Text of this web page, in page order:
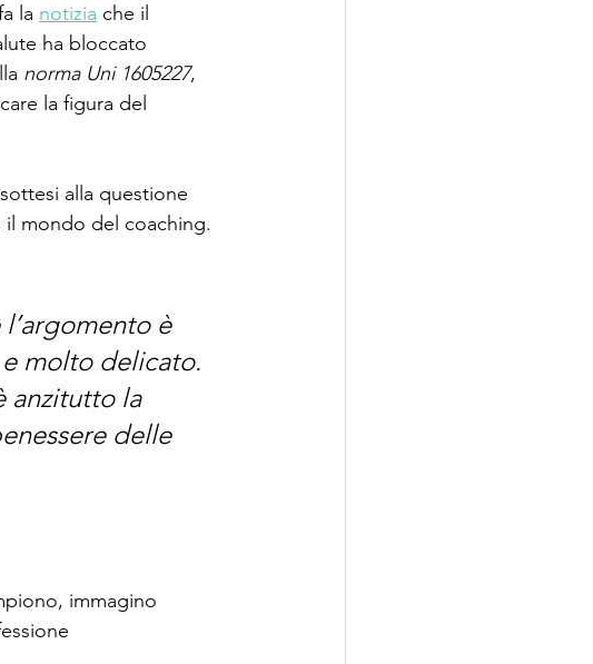
la notizia che il
ha bloccato
norma Uni 1605227,
la figura del
alla questione
il mondo del coaching.
è
molto delicato.
anzitutto la
delle
immagino